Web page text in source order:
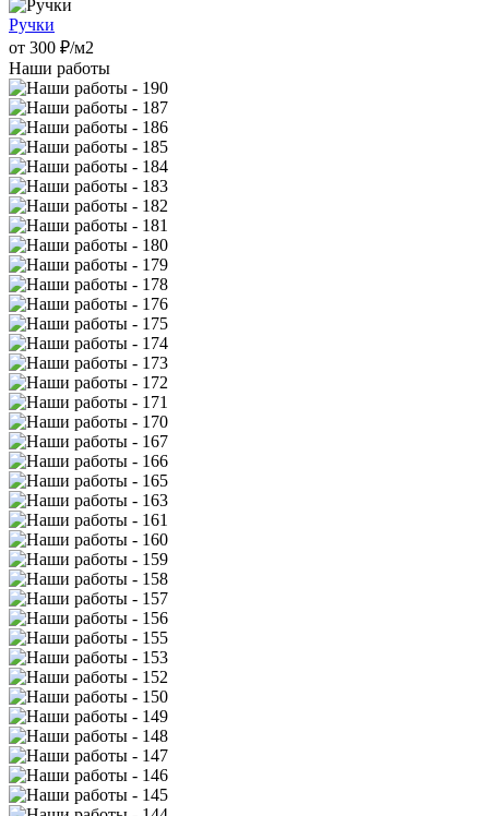
Ручки
от 300 ₽/м2
Наши работы